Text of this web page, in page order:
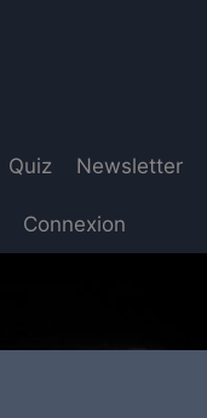
Quiz Newsletter
Connexion